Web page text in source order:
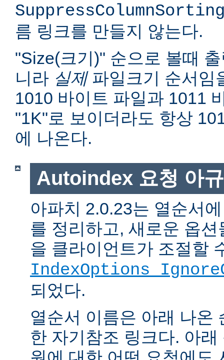
름 링크를 만들지 않는다.
"Size(크기)" 순으로 볼때
니라 실제파일크기 순서임
1010 바이트 파일과 1011
"1K"로 보이더라도 항상
에 나온다.
Autoindex 요청 아
아파치 2.0.23는 열순서
를 정리하고, 새로운 옵
을 클라이언트가 조절할
IndexOptions
되었다.
열순서 이름은 아래 나온
한 자기참조 링크다. 아